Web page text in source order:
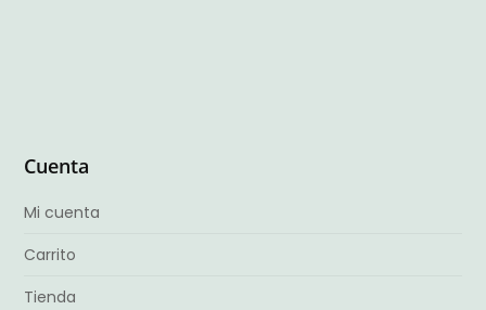
Cuenta
Mi cuenta
Carrito
Tienda